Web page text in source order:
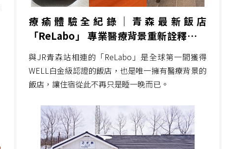
療瘉體驗全紀錄｜青森最新飯店
「ReLabo」 專業醫療背景重新詮釋旅宿
的定義
與JR青森站相連的「ReLabo」是全球第一間獲得
WELL白金級認證的飯店，也是唯一擁有醫療背景的
飯店，讓住宿從此不再只是睡一晚而已。